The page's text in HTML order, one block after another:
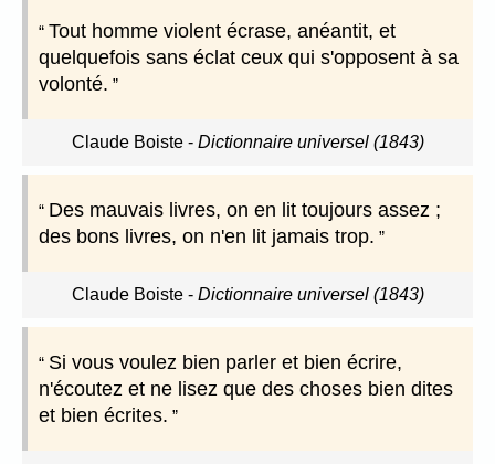
Tout homme violent écrase, anéantit, et
quelquefois sans éclat ceux qui s'opposent à sa
volonté.
Claude Boiste- Dictionnaire universel (1843)
Des mauvais livres, on en lit toujours assez ;
des bons livres, on n'en lit jamais trop.
Claude Boiste- Dictionnaire universel (1843)
Si vous voulez bien parler et bien écrire,
n'écoutez et ne lisez que des choses bien dites
et bien écrites.